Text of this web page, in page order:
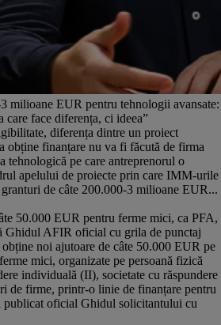
milioane EUR pentru tehnologii avansate:
care face diferența, ci ideea”
diferența dintre un proiect
obține finanțare nu va fi făcută de firma
tehnologică pe care antreprenorul o
apelului de proiecte prin care IMM-urile
de câte 200.000-3 milioane EUR...
50.000 EUR pentru ferme mici, ca PFA,
Ghidul AFIR oficial cu grila de punctaj
noi ajutoare de câte 50.000 EUR pe
mici, organizate pe persoană fizică
individuală (II), societate cu răspundere
de firme, printr-o linie de finanțare pentru
publicat oficial Ghidul solicitantului cu